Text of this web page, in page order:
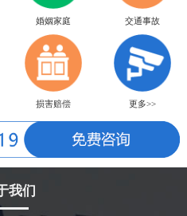
婚姻家庭 交通事故
损害赔偿 更多>>
我们